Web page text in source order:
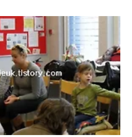
(아이들을 위한) 놀이 문화를 도모해야 한다
명 부모 (3~15살의 자녀를 둔) 들에게
아빠와 42% 엄마는 너무 바빠서 아이들과
도 채 안 되었다고 합니다. 또한 약 30% 이..